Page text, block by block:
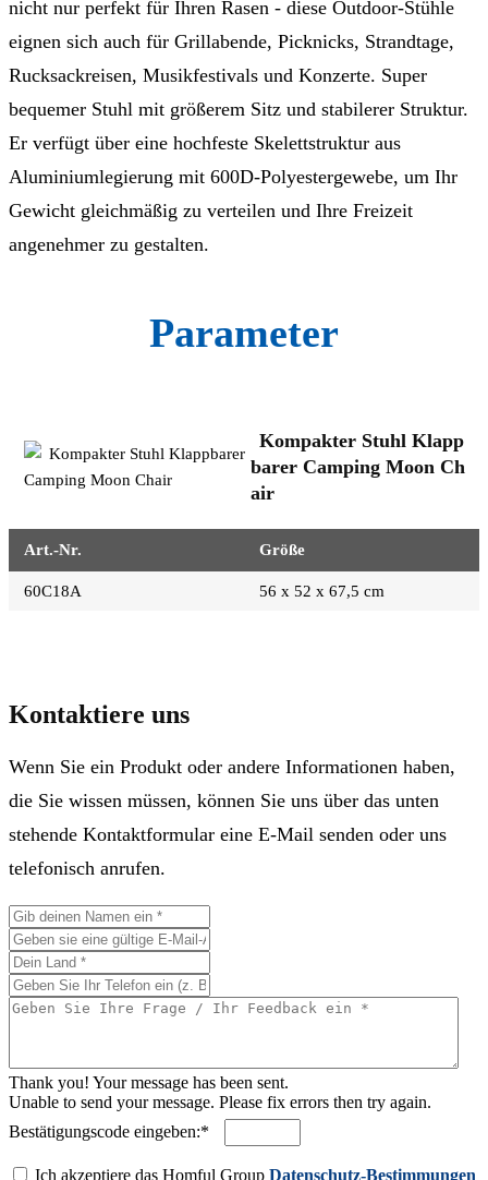
nicht nur perfekt für Ihren Rasen - diese Outdoor-Stühle
eignen sich auch für Grillabende, Picknicks, Strandtage,
Rucksackreisen, Musikfestivals und Konzerte. Super
bequemer Stuhl mit größerem Sitz und stabilerer Struktur.
Er verfügt über eine hochfeste Skelettstruktur aus
Aluminiumlegierung mit 600D-Polyestergewebe, um Ihr
Gewicht gleichmäßig zu verteilen und Ihre Freizeit
angenehmer zu gestalten.
Parameter
Kompakter Stuhl Klapp
barer Camping Moon Ch
air
Art.-Nr. Größe
60C18A 56 x 52 x 67,5 cm
Kontaktiere uns
Wenn Sie ein Produkt oder andere Informationen haben,
die Sie wissen müssen, können Sie uns über das unten
stehende Kontaktformular eine E-Mail senden oder uns
telefonisch anrufen.
Thank you! Your message has been sent.
Unable to send your message. Please fix errors then try again.
Bestätigungscode eingeben:*
Ich akzeptiere das Homful Group Datenschutz-Bestimmungen